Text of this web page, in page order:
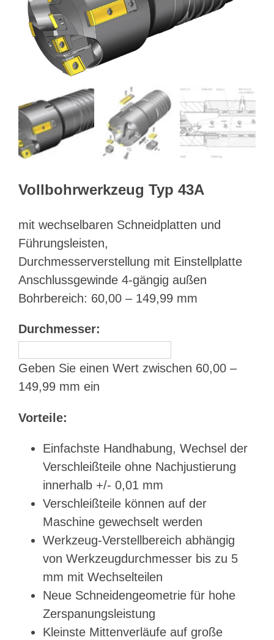
Webshop
Kundenportal
Deutsch
Suche
Vollbohrwerkzeug Typ 43A
mit wechselbaren Schneidplatten und
Führungsleisten,
Durchmesserverstellung mit Einstellplatte
Anschlussgewinde 4-gängig außen
Bohrbereich: 60,00 – 149,99 mm
Durchmesser:
Geben Sie einen Wert zwischen 60,00 –
149,99 mm ein
Vorteile:
Einfachste Handhabung, Wechsel der
Verschleißteile ohne Nachjustierung
innerhalb +/- 0,01 mm
Verschleißteile können auf der
Maschine gewechselt werden
Werkzeug-Verstellbereich abhängig
von Werkzeugdurchmesser bis zu 5
mm mit Wechselteilen
Neue Schneidengeometrie für hohe
Zerspanungsleistung
Kleinste Mittenverläufe auf große